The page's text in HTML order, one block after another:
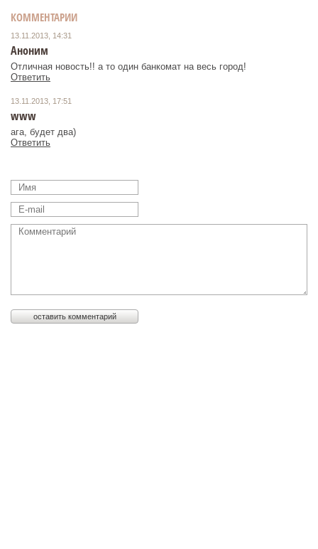
КОММЕНТАРИИ
13.11.2013, 14:31
Аноним
Отличная новость!! а то один банкомат на весь город!
Ответить
13.11.2013, 17:51
www
ага, будет два)
Ответить